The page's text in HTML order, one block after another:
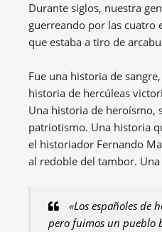
Durante siglos, nuestra
guerreando por las cuatro
que estaba a tiro de
Fue una historia de
historia de hercúleas
Una historia de heroísmo,
patriotismo. Una historia
el historiador Fernando
al redoble del tambor.
«Los españoles de
pero fuimos un pueblo